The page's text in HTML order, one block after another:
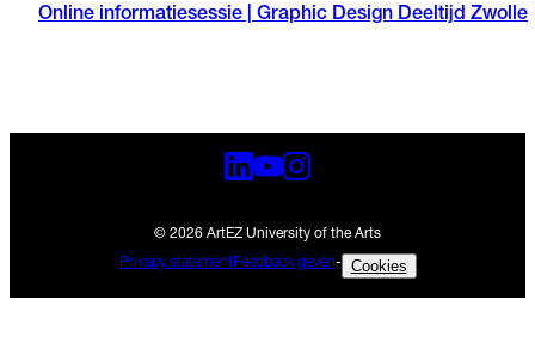
Online informatiesessie | Graphic Design Deeltijd Zwolle
© 2026 ArtEZ University of the Arts
Privacy statementFeedback geven- Cookies